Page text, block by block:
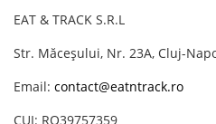
EAT & TRACK S.R.L
Str. Măceșului, Nr. 23A, Cluj-
Email: contact@eatntrack.ro
CUI: RO39757359